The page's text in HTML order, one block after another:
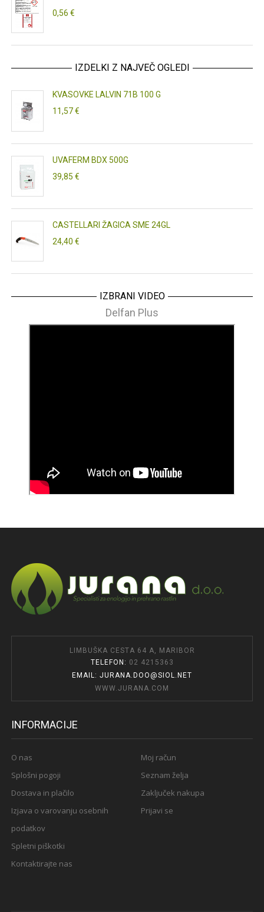
0,56 €
IZDELKI Z NAJVEČ OGLEDI
KVASOVKE LALVIN 71B 100 G
11,57 €
UVAFERM BDX 500G
39,85 €
CASTELLARI ŽAGICA SME 24GL
24,40 €
IZBRANI VIDEO
Delfan Plus
LIMBUŠKA CESTA 64 A, MARIBOR
TELEFON: 02 4215363
EMAIL: JURANA.DOO@SIOL.NET
WWW.JURANA.COM
INFORMACIJE
O nas
Splošni pogoji
Dostava in plačilo
Izjava o varovanju osebnih
podatkov
Spletni piškotki
Kontaktirajte nas
Moj račun
Seznam želja
Zaključek nakupa
Prijavi se